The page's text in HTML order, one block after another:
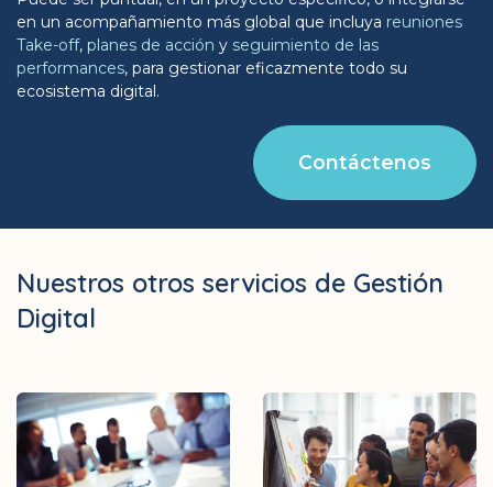
en un acompañamiento más global que incluya reuniones
Take-off, planes de acción y seguimiento de las
performances, para gestionar eficazmente todo su
ecosistema digital.
Contáctenos
Nuestros otros servicios de Gestión
Digital